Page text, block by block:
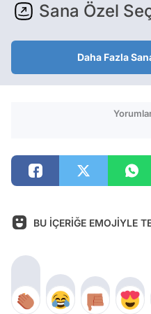
Sana Özel
Daha Fazla
BU İÇERİĞE EMOJİYLE